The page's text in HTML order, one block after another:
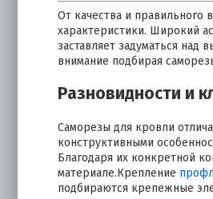
От качества и правильного
характеристики. Широкий
заставляет задуматься над
внимание подбирая
Разновидности и
Саморезы для кровли
конструктивными
Благодаря их конкретной
материале.Крепление
подбираются крепежные